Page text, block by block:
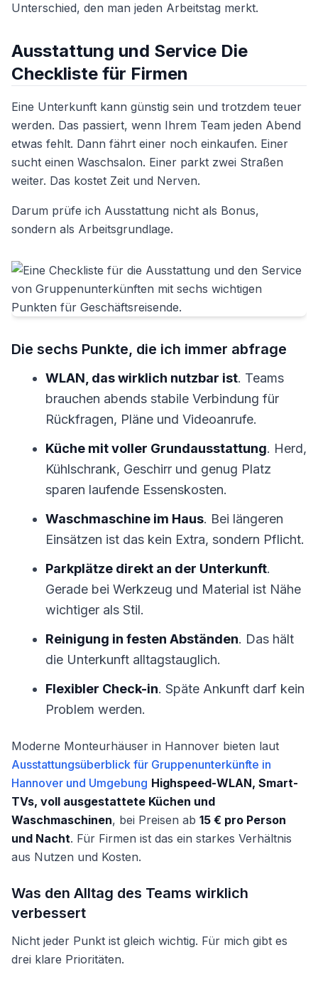
Unterschied, den man jeden Arbeitstag merkt.
Ausstattung und Service Die
Checkliste für Firmen
Eine Unterkunft kann günstig sein und trotzdem teuer
werden. Das passiert, wenn Ihrem Team jeden Abend
etwas fehlt. Dann fährt einer noch einkaufen. Einer
sucht einen Waschsalon. Einer parkt zwei Straßen
weiter. Das kostet Zeit und Nerven.
Darum prüfe ich Ausstattung nicht als Bonus,
sondern als Arbeitsgrundlage.
Die sechs Punkte, die ich immer abfrage
WLAN, das wirklich nutzbar ist. Teams
brauchen abends stabile Verbindung für
Rückfragen, Pläne und Videoanrufe.
Küche mit voller Grundausstattung. Herd,
Kühlschrank, Geschirr und genug Platz
sparen laufende Essenskosten.
Waschmaschine im Haus. Bei längeren
Einsätzen ist das kein Extra, sondern Pflicht.
Parkplätze direkt an der Unterkunft.
Gerade bei Werkzeug und Material ist Nähe
wichtiger als Stil.
Reinigung in festen Abständen. Das hält
die Unterkunft alltagstauglich.
Flexibler Check-in. Späte Ankunft darf kein
Problem werden.
Moderne Monteurhäuser in Hannover bieten laut
Ausstattungsüberblick für Gruppenunterkünfte in
Hannover und Umgebung Highspeed-WLAN, Smart-
TVs, voll ausgestattete Küchen und
Waschmaschinen, bei Preisen ab 15 € pro Person
und Nacht. Für Firmen ist das ein starkes Verhältnis
aus Nutzen und Kosten.
Was den Alltag des Teams wirklich
verbessert
Nicht jeder Punkt ist gleich wichtig. Für mich gibt es
drei klare Prioritäten.